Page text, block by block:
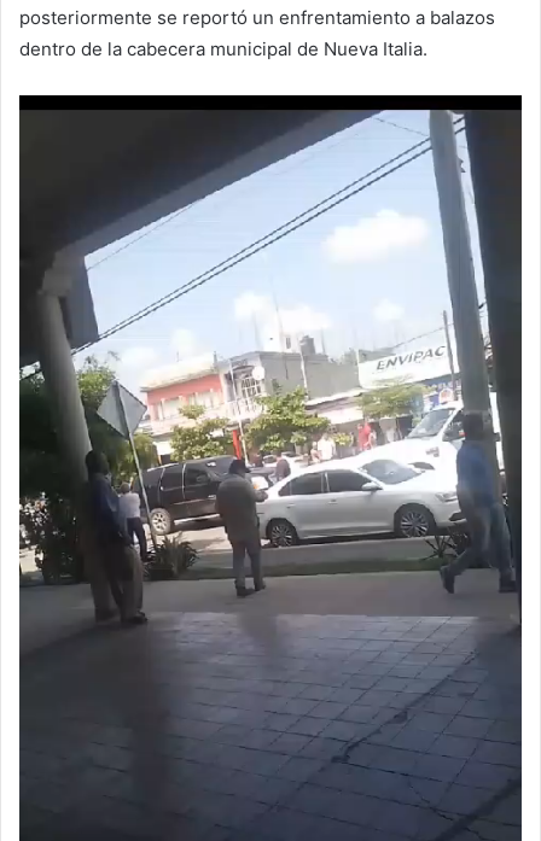
posteriormente se reportó un enfrentamiento a balazos
dentro de la cabecera municipal de Nueva Italia.